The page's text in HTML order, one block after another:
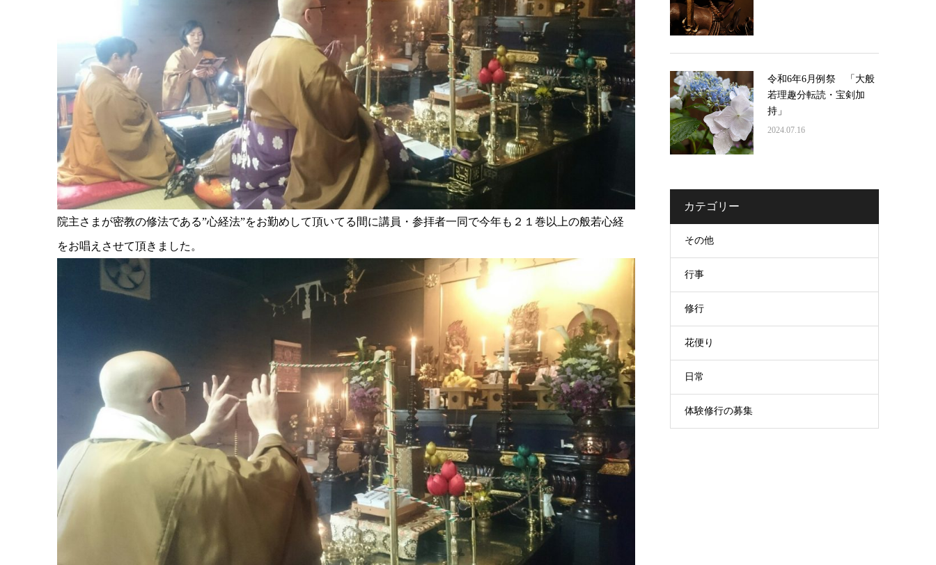
院主さまが密教の修法である”心経法”をお勤めして頂いてる間に講員・参拝者一同で今年も２１巻以上の般若心経
をお唱えさせて頂きました。
令和6年6月例祭 「大般
若理趣分転読・宝剣加
持」
2024.07.16
カテゴリー
その他
行事
修行
花便り
日常
体験修行の募集